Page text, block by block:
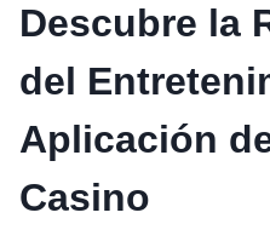
Descubre la
del
Aplicación
Casino